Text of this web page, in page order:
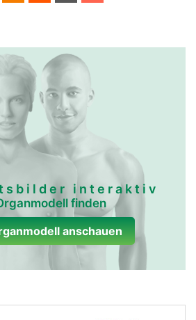
interaktiv
finden
anschauen